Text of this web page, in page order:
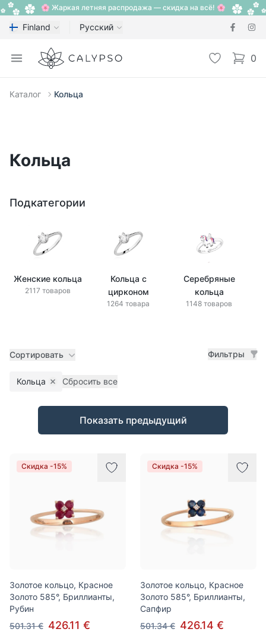
🌸 Жаркая летняя распродажа — скидка на всё! 🌸
Finland Русский
Open menu
Calypso Избранное
0
items
Каталог Кольца
Кольца
Подкатегории
Женские кольца
2117 товаров
Кольца с
цирконом
1264 товара
Серебряные
кольца
1148 товаров
Сортировать Фильтры
Кольца Remove filter
Сбросить все
Товары
Показать предыдущий
Скидка -15%
Золотое кольцо, Красное
Золото 585°, Бриллианты,
Рубин
501.31 € 426.11 €
Скидка -15%
Золотое кольцо, Красное
Золото 585°, Бриллианты,
Сапфир
501.34 € 426.14 €